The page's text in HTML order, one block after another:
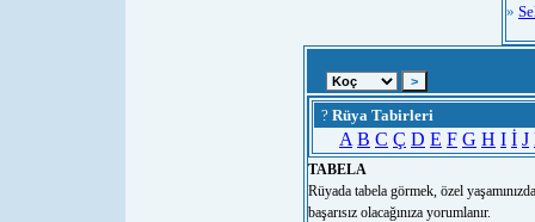
»
? Rüya Tabirleri
A B C Ç D E F G H I İ J
TABELA
Rüyada tabela görmek, özel
başarısız olacağınıza yorumlanır.